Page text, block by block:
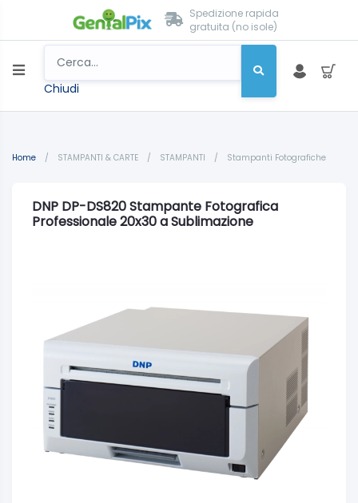
Spedizione rapida
gratuita (no isole)
Chiudi
Home / STAMPANTI & CARTE / STAMPANTI / Stampanti Fotografiche
DNP DP-DS820 Stampante Fotografica
Professionale 20x30 a Sublimazione